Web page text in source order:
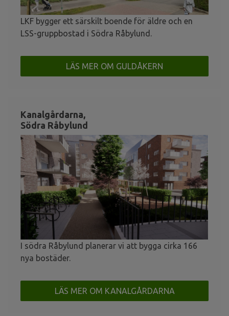
LKF bygger ett särskilt boende för äldre och en
LSS-gruppbostad i Södra Råbylund.
LÄS MER OM GULDÅKERN
Kanalgårdarna,
Södra Råbylund
I södra Råbylund planerar vi att bygga cirka 166
nya bostäder.
LÄS MER OM KANALGÅRDARNA